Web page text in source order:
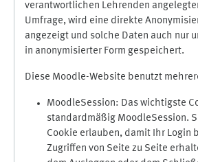
verantwortlichen Lehrenden
Umfrage, wird eine direkte
angezeigt und solche Daten auch nur
in anonymisierter Form gespeichert.
Diese Moodle-Website benutzt
MoodleSession: Das wichtigste
standardmäßig MoodleSession.
Cookie erlauben, damit Ihr Login
Zugriffen von Seite zu Seite